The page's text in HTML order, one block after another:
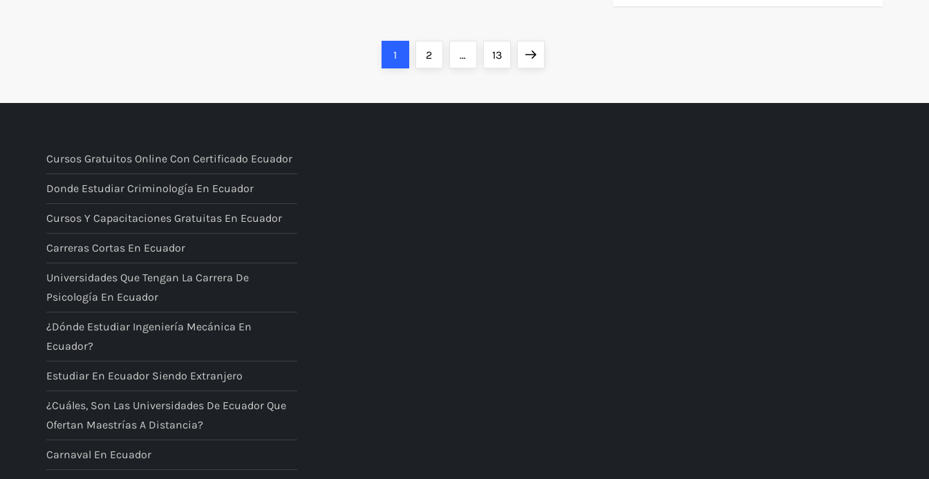
i
n
a
c
i
ó
n
d
e
e
Página
1 Página
2 … Página
13 Siguiente
Cursos Gratuitos Online Con Certificado Ecuador
Donde Estudiar Criminología En Ecuador
Cursos Y Capacitaciones Gratuitas En Ecuador
Carreras Cortas En Ecuador
Universidades Que Tengan La Carrera De
Psicología En Ecuador
¿Dónde Estudiar Ingeniería Mecánica En
Ecuador?
Estudiar En Ecuador Siendo Extranjero
¿Cuáles, Son Las Universidades De Ecuador Que
Ofertan Maestrías A Distancia?
Carnaval En Ecuador